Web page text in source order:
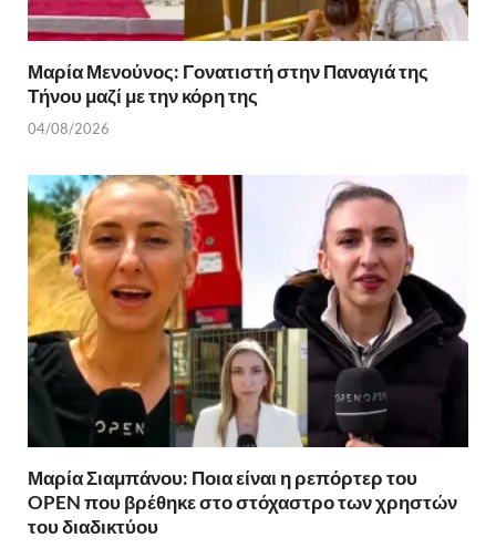
Μαρία Μενούνος: Γονατιστή στην Παναγιά της
Τήνου μαζί με την κόρη της
04/08/2026
Μαρία Σιαμπάνου: Ποια είναι η ρεπόρτερ του
OPEN που βρέθηκε στο στόχαστρο των χρηστών
του διαδικτύου